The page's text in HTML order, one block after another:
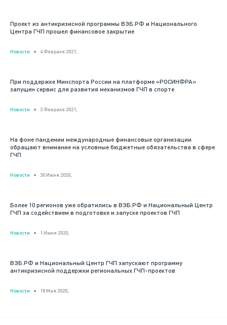
Проект из антикризисной программы ВЭБ.РФ и Национального
Центра ГЧП прошел финансовое закрытие
Новости 4 Февраля 2021,
При поддержке Минспорта России на платформе «РОСИНФРА»
запущен сервис для развития механизмов ГЧП в спорте
Новости 3 Февраля 2021,
На фоне пандемии международные финансовые организации
обращают внимание на условные бюджетные обязательства в сфере
ГЧП
Новости 30 Июня 2020,
Более 10 регионов уже обратились в ВЭБ.РФ и Национальный Центр
ГЧП за содействием в подготовке и запуске проектов ГЧП
Новости 1 Июня 2020,
ВЭБ.РФ и Национальный Центр ГЧП запускают программу
антикризисной поддержки региональных ГЧП-проектов
Новости 18 Мая 2020,